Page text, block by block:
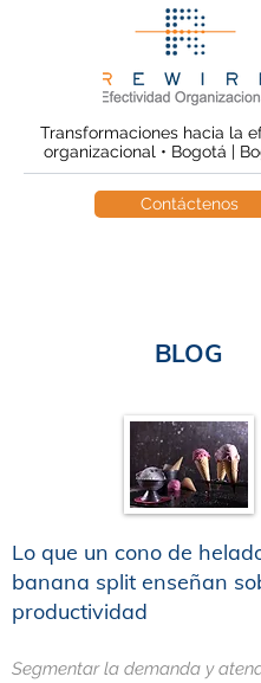
Transformaciones hacia la
organizacional • Bogotá |
Contáctenos
BLOG
Lo que un cono de
banana split enseñan
productividad
Segmentar la demanda y